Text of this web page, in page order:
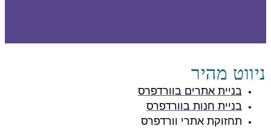
ניווט מהיר
בניית אתרים בוורדפרס
בניית חנות בוורדפרס
תחזוקת אתרי וורדפרס